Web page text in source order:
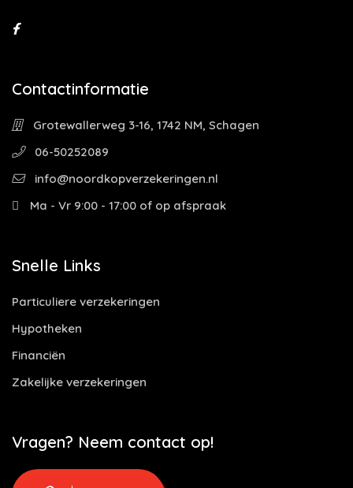
Contactinformatie
Grotewallerweg 3-16, 1742 NM, Schagen
06-50252089
info@noordkopverzekeringen.nl
Ma - Vr 9:00 - 17:00 of op afspraak
Snelle Links
Particuliere verzekeringen
Hypotheken
Financiën
Zakelijke verzekeringen
Vragen? Neem contact op!